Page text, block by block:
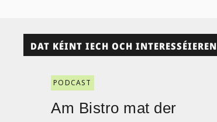
DAT KÉINT IECH OCH INTERESSÉIEREN
PODCAST
Am Bistro mat der